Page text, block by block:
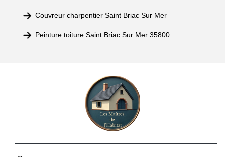
Couvreur charpentier Saint Briac Sur Mer
Peinture toiture Saint Briac Sur Mer 35800